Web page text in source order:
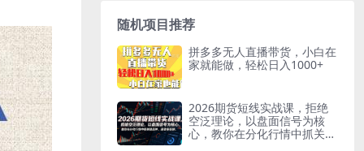
随机项目推荐
拼多多无人直播带货，小白在
家就能做，轻松日入1000+
2026期货短线实战课，拒绝
空泛理论，以盘面信号为核
心，教你在分化行情中抓关键